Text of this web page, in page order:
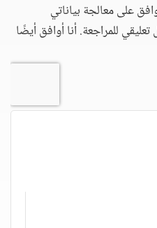
على معالجة بياناتي
للمراجعة. أنا أوافق أيضًا